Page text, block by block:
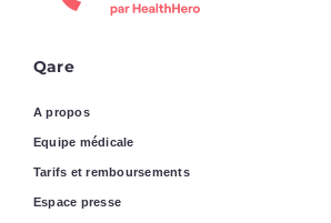
Qare
A propos
Equipe médicale
Tarifs et remboursements
Espace presse